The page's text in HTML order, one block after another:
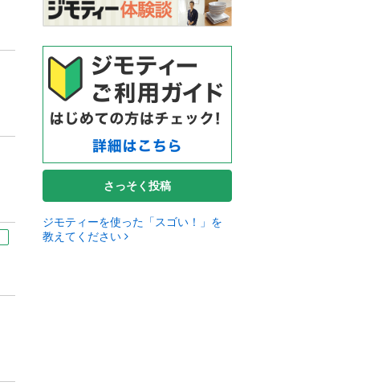
さっそく投稿
ジモティーを使った「スゴい！」を
教えてください